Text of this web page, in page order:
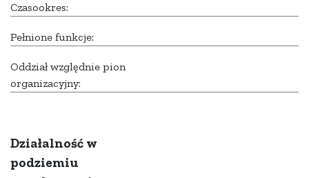
Czasookres:
Pełnione funkcje:
Oddział względnie pion
organizacyjny:
Działalność w
podziemiu